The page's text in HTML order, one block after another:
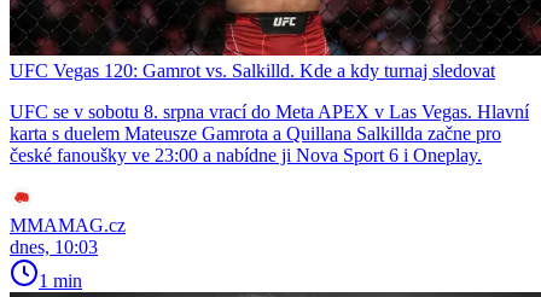
UFC Vegas 120: Gamrot vs. Salkilld. Kde a kdy turnaj sledovat
UFC se v sobotu 8. srpna vrací do Meta APEX v Las Vegas. Hlavní
karta s duelem Mateusze Gamrota a Quillana Salkillda začne pro
české fanoušky ve 23:00 a nabídne ji Nova Sport 6 i Oneplay.
MMAMAG.cz
dnes, 10:03
1 min